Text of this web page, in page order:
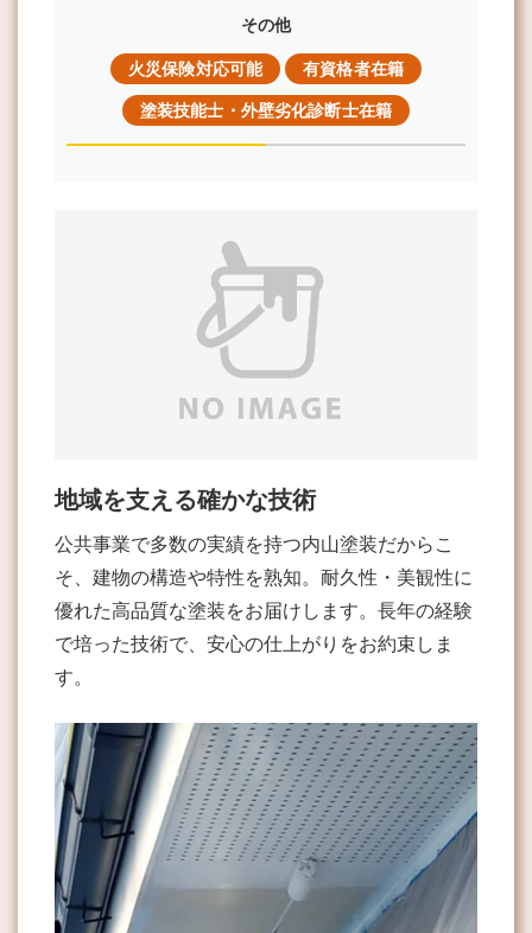
その他
火災保険対応可能 有資格者在籍
塗装技能士・外壁劣化診断士在籍
地域を支える確かな技術
公共事業で多数の実績を持つ内山塗装だからこ
そ、建物の構造や特性を熟知。耐久性・美観性に
優れた高品質な塗装をお届けします。長年の経験
で培った技術で、安心の仕上がりをお約束しま
す。